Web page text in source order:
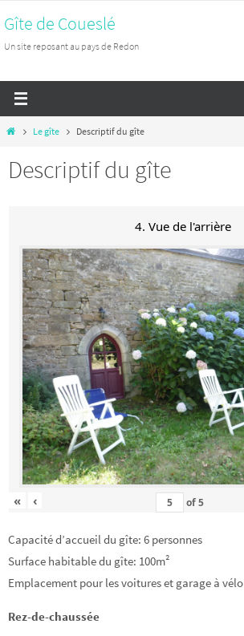
vers
le
Gîte de Coueslé
Un site reposant au pays de Redon
HomeLe gîte Descriptif du gîte
Descriptif du gîte
4. Vue de l'arrière
« ‹ of5
Capacité d’accueil du gîte: 6 personnes
Surface habitable du gîte: 100m²
Emplacement pour les voitures et garage à vélo
Rez-de-chaussée